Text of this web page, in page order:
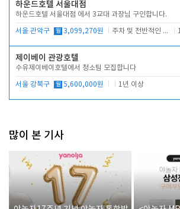
하운드호텔 서울대점
하운드호텔 서울대점 에서 3교대 과장님 구인합니다.
서울 관악구 월 3,099,270원 주차 및 전반적인 당번업무
제이베이 관광호텔
수유제이베이호텔에서 청소팀 모집합니다
서울 강북구 월 5,600,000원 1년 이상
많이 본 기사